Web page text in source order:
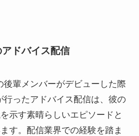
ドバイス配信
後輩メンバーがデビューした際
行ったアドバイス配信は、彼の
示す素晴らしいエピソードと
す。配信業界での経験を踏ま